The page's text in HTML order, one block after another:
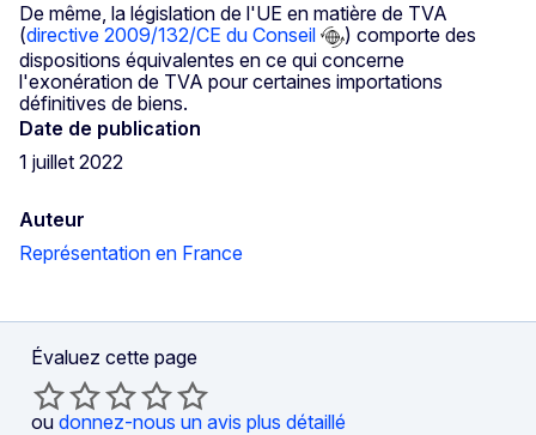
De même, la législation de l'UE en matière de TVA
(directive 2009/132/CE du Conseil
) comporte des
dispositions équivalentes en ce qui concerne
l'exonération de TVA pour certaines importations
définitives de biens.
Date de publication
1 juillet 2022
Auteur
Représentation en France
Évaluez cette page
ou donnez-nous un avis plus détaillé